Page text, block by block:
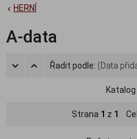
HERNÍ
A-data
Řadit podle: (Data
Katalog
Strana 1 z 1